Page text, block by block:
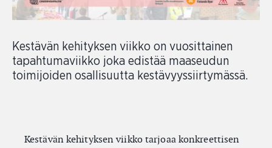
Kestävän kehityksen viikko on vuosittainen
tapahtumaviikko joka edistää maaseudun
toimijoiden osallisuutta kestävyyssiirtymässä.
Kestävän kehityksen viikko tarjoaa konkreettisen